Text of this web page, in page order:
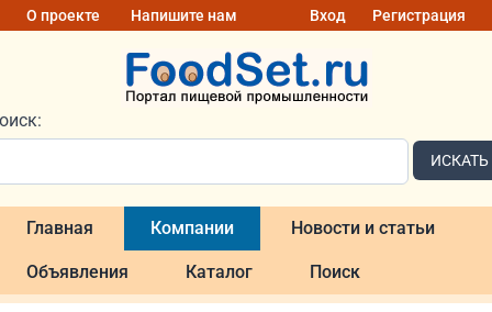
О проекте Напишите нам Вход Регистрация
ИСКАТЬ
Главная Компании Новости и статьи
Объявления Каталог Поиск